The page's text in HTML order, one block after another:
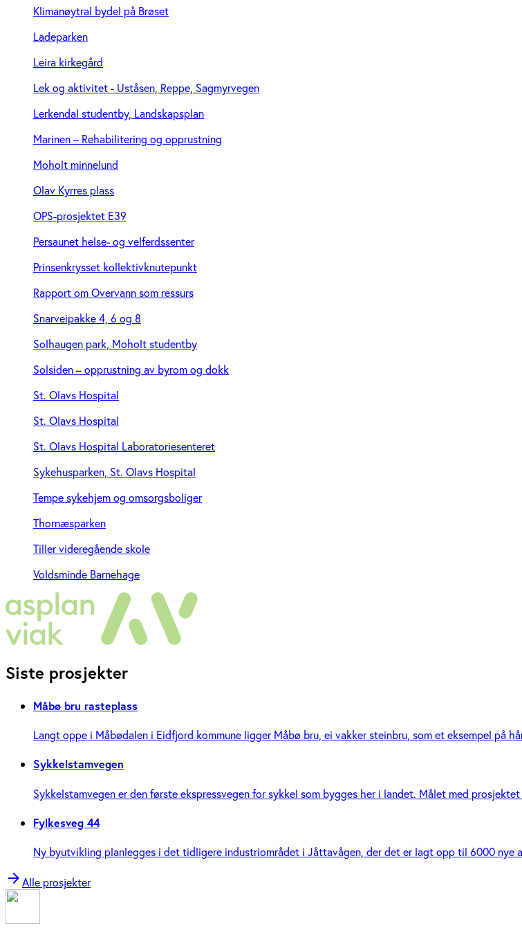
Klimanøytral bydel på Brøset
Ladeparken
Leira kirkegård
Lek og aktivitet - Uståsen, Reppe, Sagmyrvegen
Lerkendal studentby, Landskapsplan
Marinen – Rehabilitering og opprustning
Moholt minnelund
Olav Kyrres plass
OPS-prosjektet E39
Persaunet helse- og velferdssenter
Prinsenkrysset kollektivknutepunkt
Rapport om Overvann som ressurs
Snarveipakke 4, 6 og 8
Solhaugen park, Moholt studentby
Solsiden – opprustning av byrom og dokk
St. Olavs Hospital
St. Olavs Hospital
St. Olavs Hospital Laboratoriesenteret
Sykehusparken, St. Olavs Hospital
Tempe sykehjem og omsorgsboliger
Thornæsparken
Tiller videregående skole
Voldsminde Barnehage
Siste prosjekter
Måbø bru rasteplass
Langt oppe i Måbødalen i Eidfjord kommune ligger Måbø bru, ei vakker steinbru, som et eksempel på
Sykkelstamvegen
Sykkelstamvegen er den første ekspressvegen for sykkel som bygges her i landet. Målet med
Fylkesveg 44
Ny byutvikling planlegges i det tidligere industriområdet i Jåttavågen, der det er lagt opp til 6000 nye
arrow_forwardAlle prosjekter